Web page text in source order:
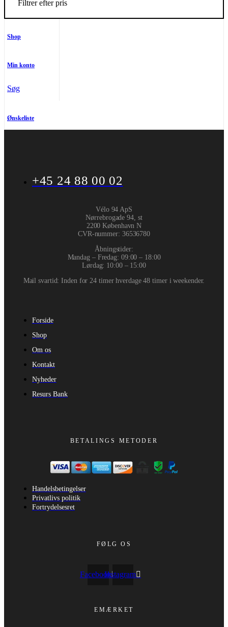
Filtrer efter pris
Shop
Min konto
Søg
Ønskeliste
+45 24 88 00 02
Vélo 94 ApS
Nørrebrogade 94, st
2200 København N
CVR-nummer: 36536780
Åbningstider:
Mandag – Fredag: 09:00 – 18:00
Lørdag: 10:00 – 15:00
Mail svartid: Inden for 24 timer hverdage 48 timer i weekender.
Forside
Shop
Om os
Kontakt
Nyheder
Resurs Bank
BETALINGS METODER
Handelsbetingelser
Privatlivs politik
Fortrydelsesret
FØLG OS
FacebookInstagram
EMÆRKET